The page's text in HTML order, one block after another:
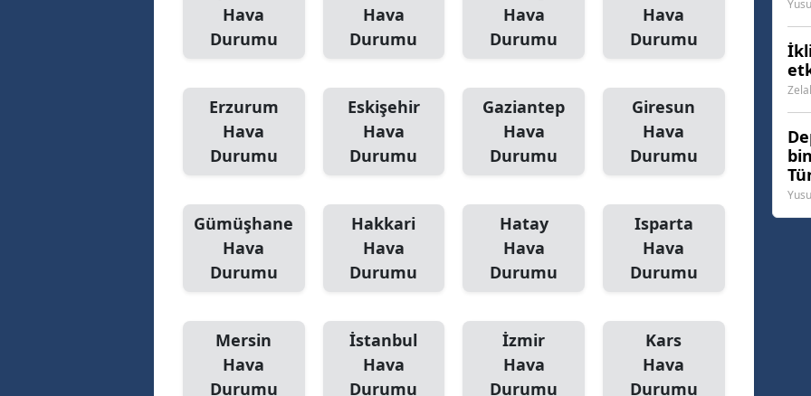
Hava
Durumu
Hava
Durumu
Hava
Durumu
Hava
Durumu
Erzurum
Hava
Durumu
Eskişehir
Hava
Durumu
Gaziantep
Hava
Durumu
Giresun
Hava
Durumu
Gümüşhane
Hava
Durumu
Hakkari
Hava
Durumu
Hatay
Hava
Durumu
Isparta
Hava
Durumu
Mersin
Hava
Durumu
İstanbul
Hava
Durumu
İzmir
Hava
Durumu
Kars
Hava
Durumu